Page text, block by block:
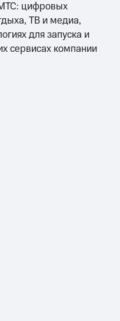
цифровых
ТВ и медиа,
для запуска и
сервисах компании